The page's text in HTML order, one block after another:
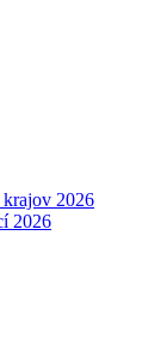
2026
2026